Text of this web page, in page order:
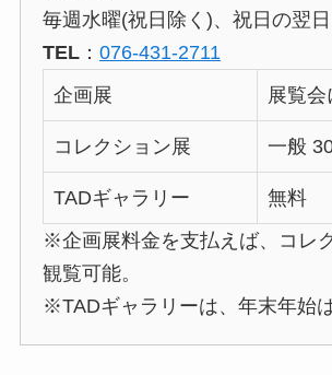
毎週水曜(祝日除く)、祝日の翌
TEL： 076-431-2711
企画展
展覧会
コレクション展 一般
TADギャラリー
無料
※企画展料金を支払えば、コレ
観覧可能。
※TADギャラリーは、年末年始